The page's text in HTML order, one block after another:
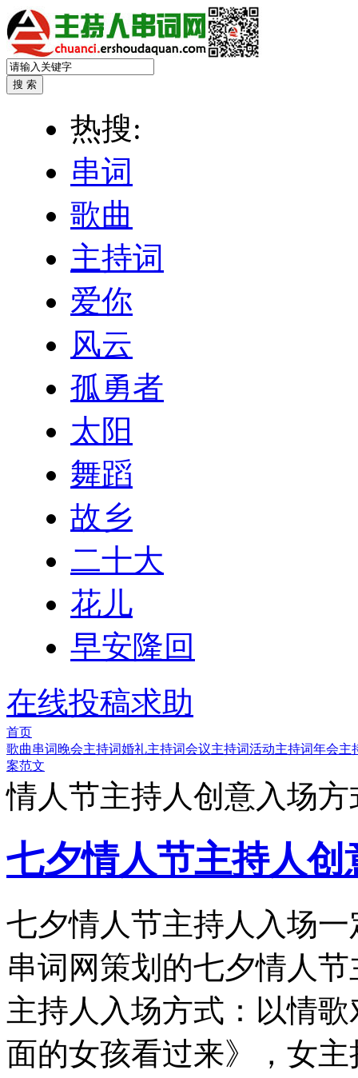
热搜:
串词
歌曲
主持词
爱你
风云
孤勇者
太阳
舞蹈
故乡
二十大
花儿
早安隆回
在线投稿求助
首页
歌曲串词晚会主持词婚礼主持词会议主持词活动主持词年会主
案范文
情人节主持人创意入场方
七夕情人节主持人创
七夕情人节主持人入场
串词网策划的七夕情人
主持人入场方式：以情
面的女孩看过来》，女